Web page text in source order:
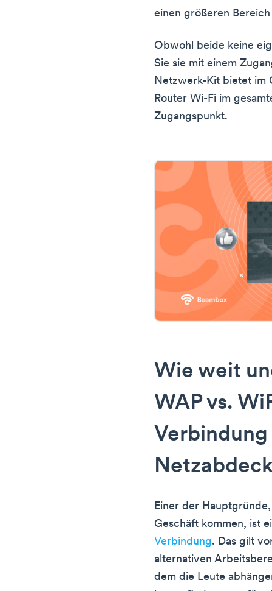
einen größeren Bereich
Obwohl beide keine
Sie sie mit einem
Netzwerk-Kit bietet im
Router Wi-Fi im
Zugangspunkt.
Wie weit
WAP vs.
Verbindung
Einer der
Geschäft kommen, ist
Verbindung. Das gilt
alternativen
dem die Leute